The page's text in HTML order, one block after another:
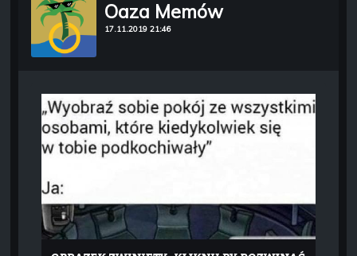
Oaza Memów
17.11.2019 21:46